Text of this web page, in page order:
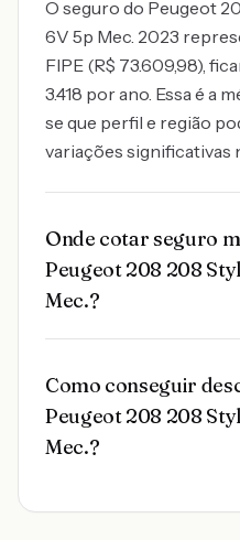
O seguro do Peugeot
6V 5p Mec. 2023
FIPE (R$ 73.609,98),
3.418 por ano. Essa é a
se que perfil e região
variações significativas
Onde cotar seguro
Peugeot 208 208
Mec.?
Como conseguir
Peugeot 208 208
Mec.?